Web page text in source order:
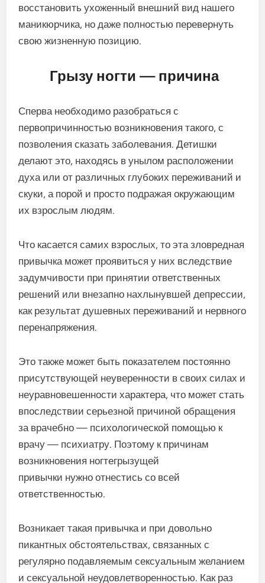
восстановить ухоженный внешний вид нашего
маникюрчика, но даже полностью перевернуть
свою жизненную позицию.
Грызу ногти — причина
Сперва необходимо разобраться с
первопричинностью возникновения такого, с
позволения сказать заболевания. Детишки
делают это, находясь в унылом расположении
духа или от различных глубоких переживаний и
скуки, а порой и просто подражая окружающим
их взрослым людям.
Что касается самих взрослых, то эта зловредная
привычка может проявиться у них вследствие
задумчивости при принятии ответственных
решений или внезапно нахлынувшей депрессии,
как результат душевных переживаний и нервного
перенапряжения.
Это также может быть показателем постоянно
присутствующей неуверенности в своих силах и
неуравновешенности характера, что может стать
впоследствии серьезной причиной обращения
за врачебно — психологической помощью к
врачу — психиатру. Поэтому к причинам
возникновения ногтегрызущей
привычки нужно отнестись со всей
ответственностью.
Возникает такая привычка и при довольно
пикантных обстоятельствах, связанных с
регулярно подавляемым сексуальным желанием
и сексуальной неудовлетворенностью. Как раз